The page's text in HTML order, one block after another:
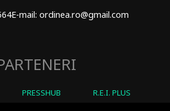
E-mail: ordinea.ro@gmail.com
PRESSHUB R.E.I. PLUS